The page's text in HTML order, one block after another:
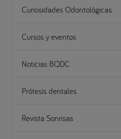
Curiosidades Odontológicas
Cursos y eventos
Noticias BQDC
Prótesis dentales
Revista Sonrisas